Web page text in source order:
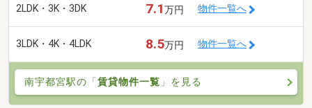
2LDK・3K・3DK 7.1万円 物件一覧へ
3LDK・4K・4LDK 8.5万円 物件一覧へ
南宇都宮駅の「賃貸物件一覧 」を見る